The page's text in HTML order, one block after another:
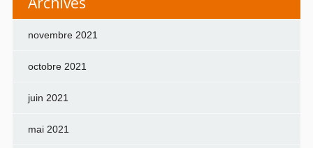
novembre 2021
octobre 2021
juin 2021
mai 2021